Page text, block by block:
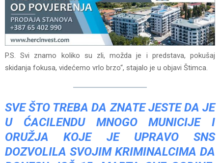
P.S. Svi znamo koliko su zli, možda je i predstava, pokušaj
skidanja fokusa, videćemo vrlo brzo“, stajalo je u objavi Štimca.
SVE ŠTO TREBA DA ZNATE JESTE DA JE
U ĆACILENDU MNOGO MUNICIJE I
ORUŽJA KOJE JE UPRAVO SNS
DOZVOLILA SVOJIM KRIMINALCIMA DA